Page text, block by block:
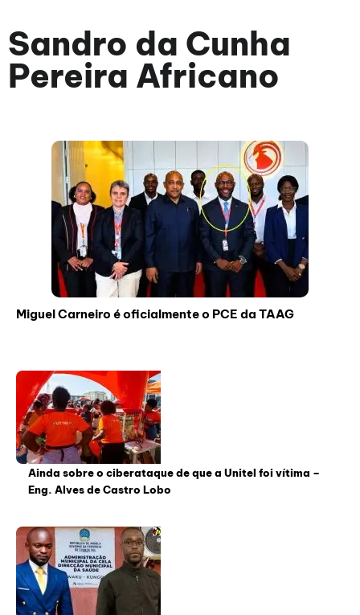
Sandro da Cunha
Pereira Africano
Miguel Carneiro é oficialmente o PCE da TAAG
Ainda sobre o ciberataque de que a Unitel foi vítima –
Eng. Alves de Castro Lobo